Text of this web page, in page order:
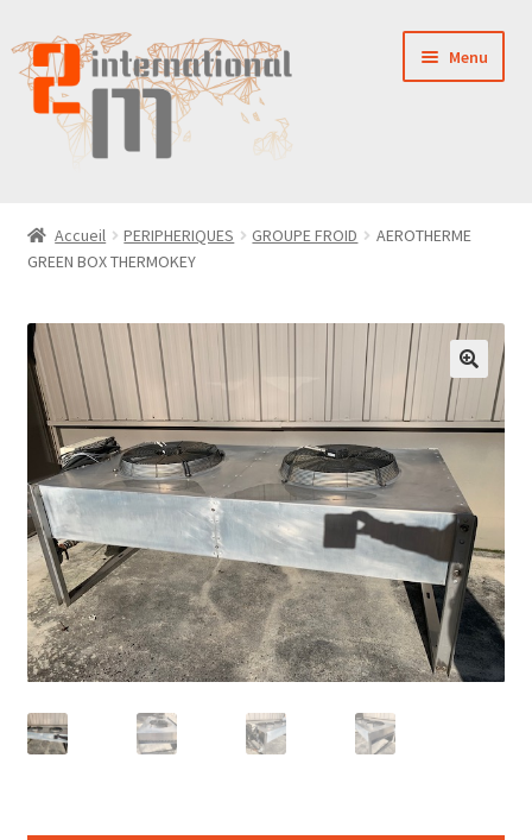
Aller
à
la
navigation
Aller
au
contenu
Menu
NOUVEAUTÉS
VENTES
PIÈCES DÉTACHÉES
CONTACT
Accueil PERIPHERIQUES GROUPE FROID
AEROTHERME
GREEN BOX THERMOKEY